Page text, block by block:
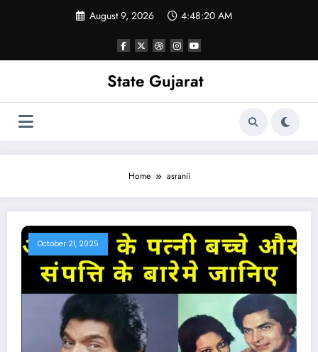
August 9, 2026 4:48:20 AM
State Gujarat
Home asranii
October 21, 2025